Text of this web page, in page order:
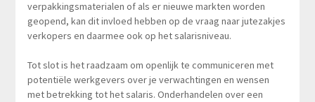
verpakkingsmaterialen of als er nieuwe markten worden
geopend, kan dit invloed hebben op de vraag naar jutezakjes
verkopers en daarmee ook op het salarisniveau.
Tot slot is het raadzaam om openlijk te communiceren met
potentiële werkgevers over je verwachtingen en wensen
met betrekking tot het salaris. Onderhandelen over een